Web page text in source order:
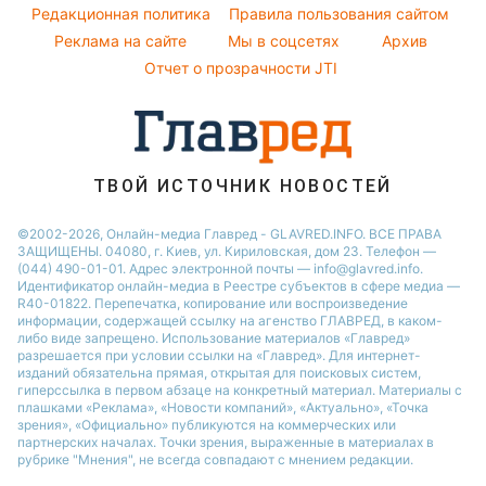
Курс валют
Редакционная политика
Правила пользования сайтом
Реклама на сайте
Мы в соцсетях
Архив
Отчет о прозрачности JTI
ТВОЙ ИСТОЧНИК НОВОСТЕЙ
©2002-2026, Онлайн-медиа Главред - GLAVRED.INFO. ВСЕ ПРАВА
ЗАЩИЩЕНЫ. 04080, г. Киев, ул. Кириловская, дом 23. Телефон —
(044) 490-01-01. Адрес электронной почты — info@glavred.info.
Идентификатор онлайн-медиа в Реестре cубъектов в сфере медиа —
R40-01822. Перепечатка, копирование или воспроизведение
информации, содержащей ссылку на агенство ГЛАВРЕД, в каком-
либо виде запрещено. Использование материалов «Главред»
разрешается при условии ссылки на «Главред». Для интернет-
изданий обязательна прямая, открытая для поисковых систем,
гиперссылка в первом абзаце на конкретный материал. Материалы с
плашками «Реклама», «Новости компаний», «Актуально», «Точка
зрения», «Официально» публикуются на коммерческих или
партнерских началах. Точки зрения, выраженные в материалах в
рубрике "Мнения", не всегда совпадают с мнением редакции.